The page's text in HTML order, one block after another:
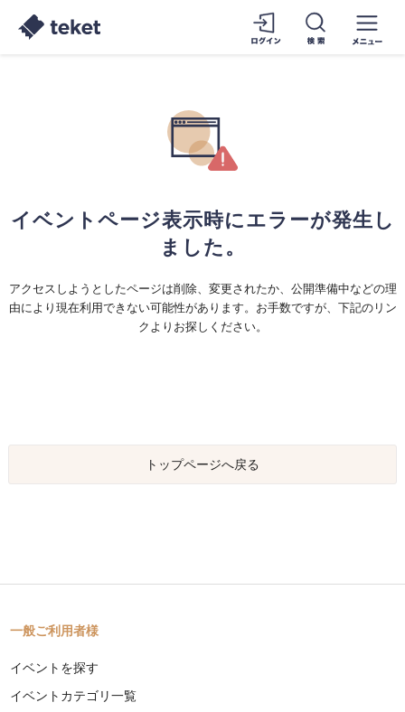
イベントページ表示時にエラーが発生し
ました。
アクセスしようとしたページは削除、変更されたか、公開準備中などの理
由により現在利用できない可能性があります。お手数ですが、下記のリン
クよりお探しください。
トップページへ戻る
一般ご利用者様
イベントを探す
イベントカテゴリ一覧